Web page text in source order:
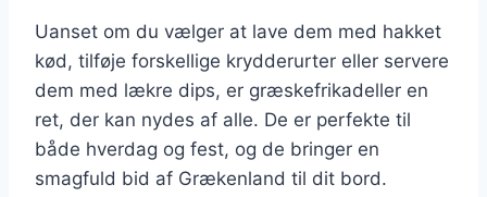
Uanset om du vælger at lave dem med hakket
kød, tilføje forskellige krydderurter eller servere
dem med lækre dips, er græskefrikadeller en
ret, der kan nydes af alle. De er perfekte til
både hverdag og fest, og de bringer en
smagfuld bid af Grækenland til dit bord.